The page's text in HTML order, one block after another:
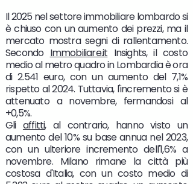
Il 2025 nel settore immobiliare lombardo si
è chiuso con un aumento dei prezzi, ma il
mercato mostra segni di rallentamento.
Secondo Immobiliare.it Insights, il costo
medio al metro quadro in Lombardia è ora
di 2.541 euro, con un aumento del 7,1%
rispetto al 2024. Tuttavia, l'incremento si è
attenuato a novembre, fermandosi al
+0,5%.
Gli affitti, al contrario, hanno visto un
aumento del 10% su base annua nel 2023,
con un ulteriore incremento dell'1,6% a
novembre. Milano rimane la città più
costosa d'Italia, con un costo medio di